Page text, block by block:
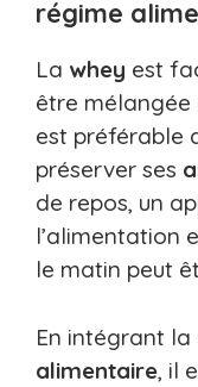
régime
La whey est
être mélangée
est préférable
préserver ses
de repos, un
l’alimentation
le matin peut
En intégrant la
alimentaire, il